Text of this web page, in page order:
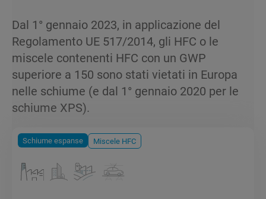
Dal 1° gennaio 2023, in applicazione del
Regolamento UE 517/2014, gli HFC o le
miscele contenenti HFC con un GWP
superiore a 150 sono stati vietati in Europa
nelle schiume (e dal 1° gennaio 2020 per le
schiume XPS).
Schiume espanse Miscele HFC